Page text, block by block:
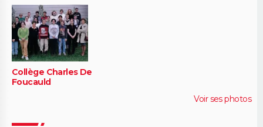
Collège Charles De
Foucauld
Voir ses photos